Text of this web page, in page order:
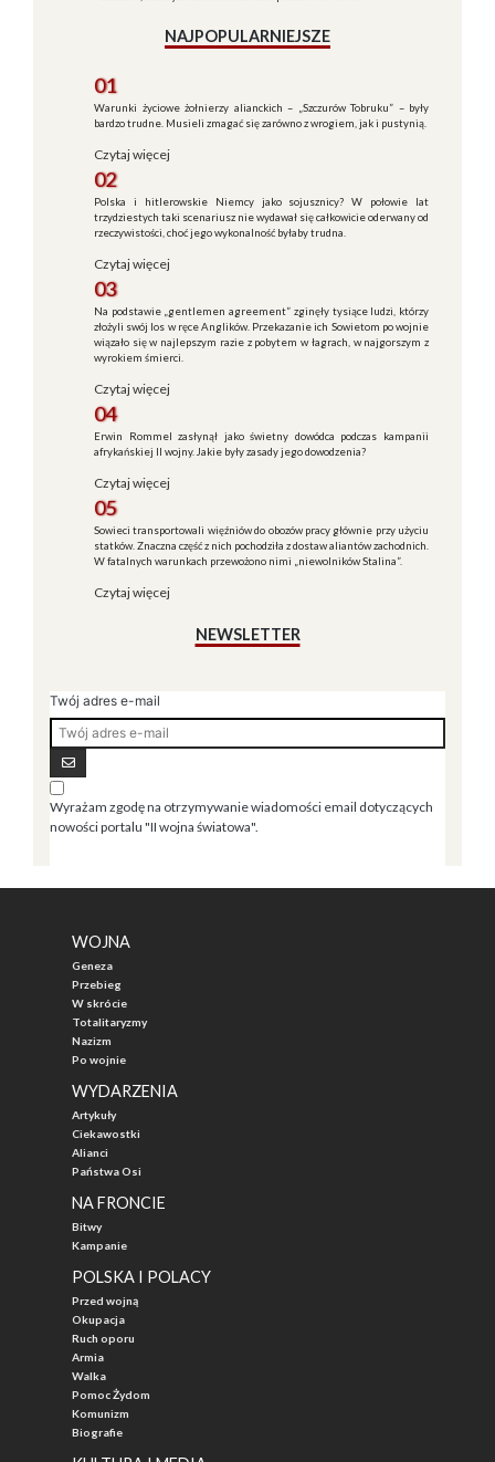
NAJPOPULARNIEJSZE
01
Warunki życiowe żołnierzy alianckich – „Szczurów Tobruku” – były
bardzo trudne. Musieli zmagać się zarówno z wrogiem, jak i pustynią.
Czytaj więcej
02
Polska i hitlerowskie Niemcy jako sojusznicy? W połowie lat
trzydziestych taki scenariusz nie wydawał się całkowicie oderwany od
rzeczywistości, choć jego wykonalność byłaby trudna.
Czytaj więcej
03
Na podstawie „gentlemen agreement” zginęły tysiące ludzi, którzy
złożyli swój los w ręce Anglików. Przekazanie ich Sowietom po wojnie
wiązało się w najlepszym razie z pobytem w łagrach, w najgorszym z
wyrokiem śmierci.
Czytaj więcej
04
Erwin Rommel zasłynął jako świetny dowódca podczas kampanii
afrykańskiej II wojny. Jakie były zasady jego dowodzenia?
Czytaj więcej
05
Sowieci transportowali więźniów do obozów pracy głównie przy użyciu
statków. Znaczna część z nich pochodziła z dostaw aliantów zachodnich.
W fatalnych warunkach przewożono nimi „niewolników Stalina”.
Czytaj więcej
NEWSLETTER
Twój adres e-mail
Wyrażam zgodę na otrzymywanie wiadomości email dotyczących
nowości portalu "II wojna światowa".
WOJNA
Geneza
Przebieg
W skrócie
Totalitaryzmy
Nazizm
Po wojnie
WYDARZENIA
Artykuły
Ciekawostki
Alianci
Państwa Osi
NA FRONCIE
Bitwy
Kampanie
POLSKA I POLACY
Przed wojną
Okupacja
Ruch oporu
Armia
Walka
Pomoc Żydom
Komunizm
Biografie